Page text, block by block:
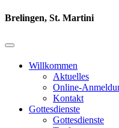
Brelingen, St. Martini
Willkommen
Aktuelles
Online-
Kontakt
Gottesdienste
Gottesdienste